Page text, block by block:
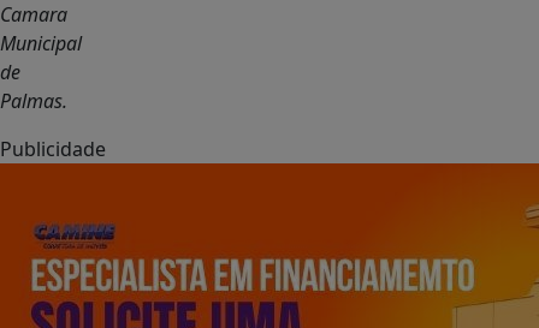
Camara
Municipal
de
Palmas.
Publicidade